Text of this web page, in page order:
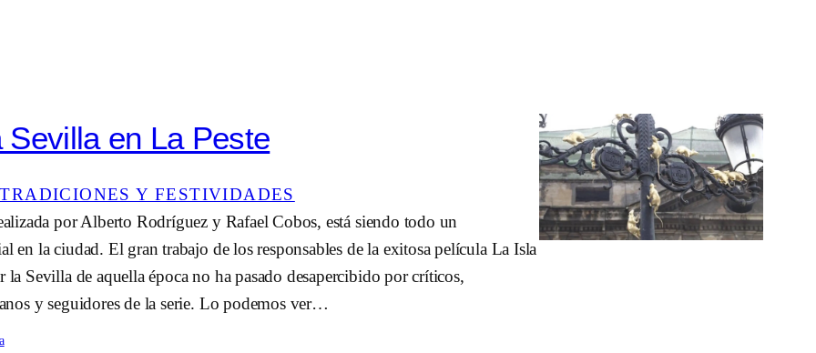
Sevilla en La Peste
TRADICIONES Y FESTIVIDADES
por Alberto Rodríguez y Rafael Cobos, está siendo todo un
en la ciudad. El gran trabajo de los responsables de la exitosa película La Isla
la Sevilla de aquella época no ha pasado desapercibido por críticos,
y seguidores de la serie. Lo podemos ver…